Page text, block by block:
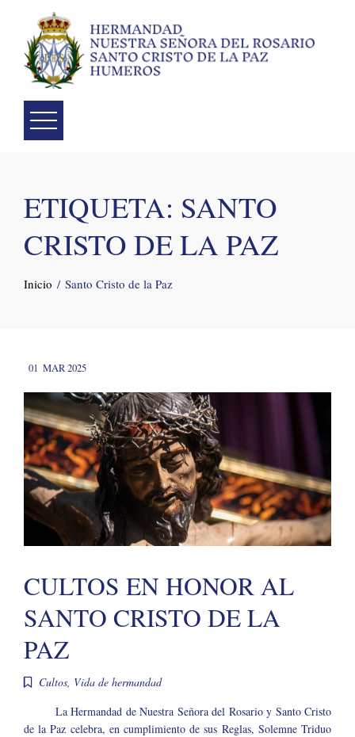
content
ETIQUETA: SANTO
CRISTO DE LA PAZ
Inicio Santo Cristo de la Paz
01 MAR 2025
CULTOS EN HONOR AL
SANTO CRISTO DE LA
PAZ
Cultos Vida de hermandad
La Hermandad de Nuestra Señora del Rosario y Santo Cristo
de la Paz celebra, en cumplimiento de sus Reglas, Solemne Triduo